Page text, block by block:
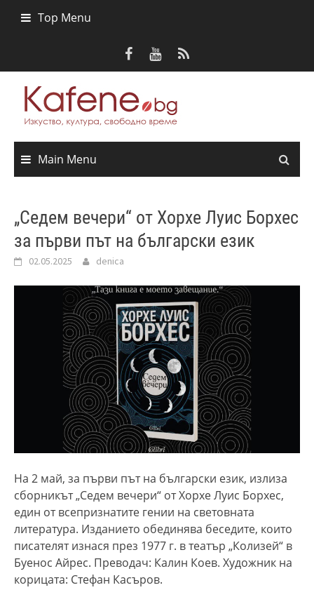
Top Menu
Main Menu
„Седем вечери“ от Хорхе Луис Борхес
за първи път на български език
02.05.2025 denica
На 2 май, за първи път на български език, излиза
сборникът „Седем вечери“ от Хорхе Луис Борхес,
един от всепризнатите гении на световната
литература. Изданието обединява беседите, които
писателят изнася през 1977 г. в театър „Колизей“ в
Буенос Айрес. Преводач: Калин Коев. Художник на
корицата: Стефан Касъров.